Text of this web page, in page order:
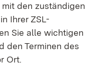
den zuständigen
Ihrer ZSL-
Sie alle wichtigen
den Terminen des
Ort.